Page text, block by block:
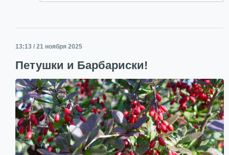
13:13 / 21 ноября 2025
Петушки и Барбариски!